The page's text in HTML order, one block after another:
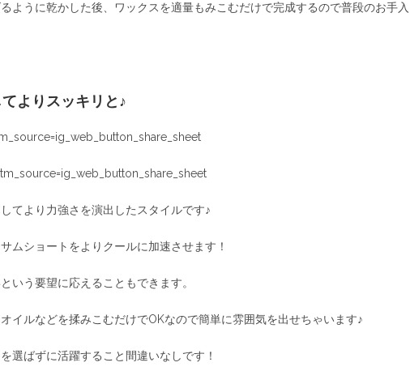
ように乾かした後、ワックスを適量もみこむだけで完成するので普段のお手入
よりスッキリと♪
てより力強さを演出したスタイルです♪
ムショートをよりクールに加速させます！
いう要望に応えることもできます。
イルなどを揉みこむだけでOKなので簡単に雰囲気を出せちゃいます♪
選ばずに活躍すること間違いなしです！